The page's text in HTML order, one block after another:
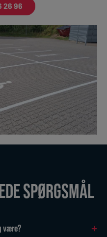
26 96
SPØRGSMÅL
være?